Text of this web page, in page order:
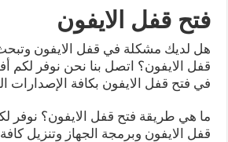
فتح قفل الايفون
هل لديك مشكلة في قفل الايفون
قفل الايفون؟ اتصل بنا نحن نوفر
في فتح قفل الايفون بكافة الإصدارات
ما هي طريقة فتح قفل الايفون؟ نوفر
قفل الايفون وبرمجة الجهاز وتنزيل